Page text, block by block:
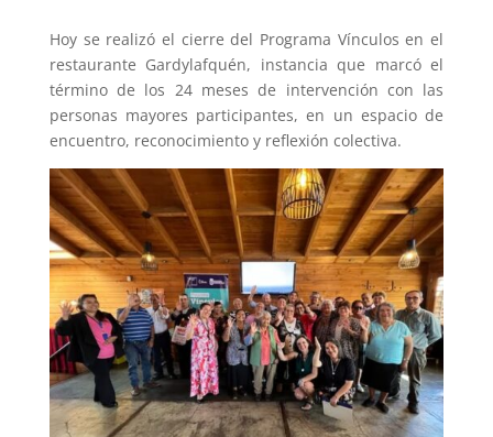
Hoy se realizó el cierre del Programa Vínculos en el
restaurante Gardylafquén, instancia que marcó el
término de los 24 meses de intervención con las
personas mayores participantes, en un espacio de
encuentro, reconocimiento y reflexión colectiva.